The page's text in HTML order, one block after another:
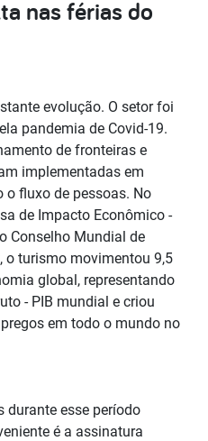
nas férias do
evolução. O setor foi
pandemia de Covid-19.
de fronteiras e
implementadas em
o fluxo de pessoas. No
de Impacto Econômico -
Conselho Mundial de
o turismo movimentou 9,5
global, representando
- PIB mundial e criou
em todo o mundo no
durante esse período
é a assinatura